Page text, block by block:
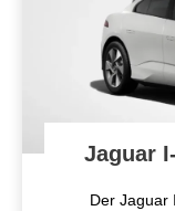
Jaguar
Der Jaguar